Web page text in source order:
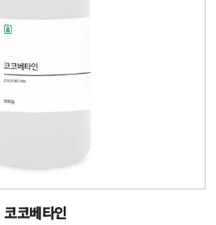
코코베타인